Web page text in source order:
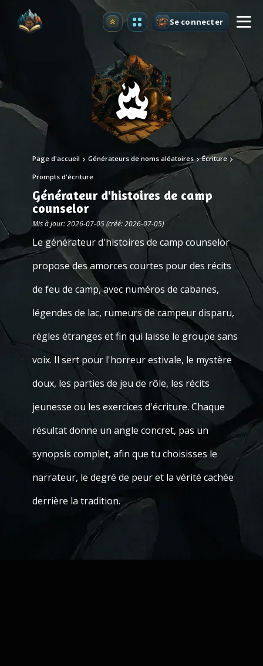
Premium Se connecter
Page d'accueil Générateurs de noms aléatoires Écriture
Prompts d'écriture
Générateur d'histoires de camp
counselor
Mis à jour: 2026-07-05 (créé: 2026-07-05)
Le générateur d'histoires de camp counselor
propose des amorces courtes pour des récits
de feu de camp, avec numéros de cabanes,
légendes de lac, rumeurs de campeur disparu,
règles étranges et fin qui laisse le groupe sans
voix. Il sert pour l'horreur estivale, le mystère
doux, les parties de jeu de rôle, les récits
jeunesse ou les exercices d'écriture. Chaque
résultat donne un angle concret, pas un
synopsis complet, afin que tu choisisses le
narrateur, le degré de peur et la vérité cachée
derrière la tradition.